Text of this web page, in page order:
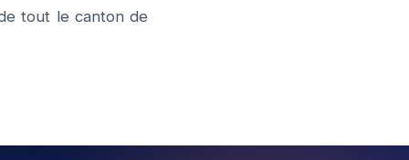
tout le canton de